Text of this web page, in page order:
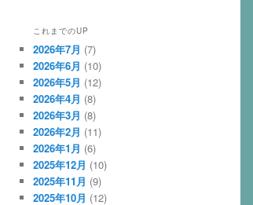
これまでのUP
2026年7月 (7)
2026年6月 (10)
2026年5月 (12)
2026年4月 (8)
2026年3月 (8)
2026年2月 (11)
2026年1月 (6)
2025年12月 (10)
2025年11月 (9)
2025年10月 (12)